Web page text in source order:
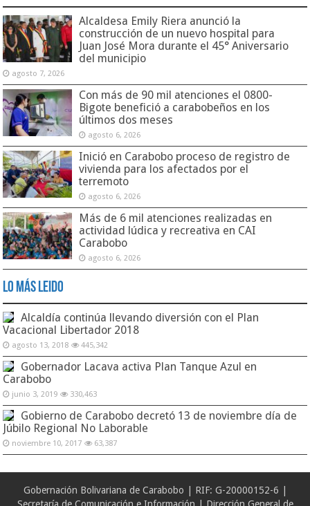
Alcaldesa Emily Riera anunció la
construcción de un nuevo hospital para
Juan José Mora durante el 45° Aniversario
del municipio
agosto 7, 2026
Con más de 90 mil atenciones el 0800-
Bigote benefició a carabobeños en los
últimos dos meses
agosto 6, 2026
Inició en Carabobo proceso de registro de
vivienda para los afectados por el
terremoto
agosto 6, 2026
Más de 6 mil atenciones realizadas en
actividad lúdica y recreativa en CAI
Carabobo
agosto 6, 2026
Lo Más Leido
Alcaldía continúa llevando diversión con el Plan
Vacacional Libertador 2018
agosto 13, 2018 445,342
Gobernador Lacava activa Plan Tanque Azul en
Carabobo
junio 3, 2019 330,463
Gobierno de Carabobo decretó 13 de noviembre día de
Júbilo Regional No Laborable
noviembre 10, 2017 63,387
Gobernación Bolivariana de Carabobo | RIF: G-20000152-6 |
Secretaría de Comunicación e Información | Dirección General de